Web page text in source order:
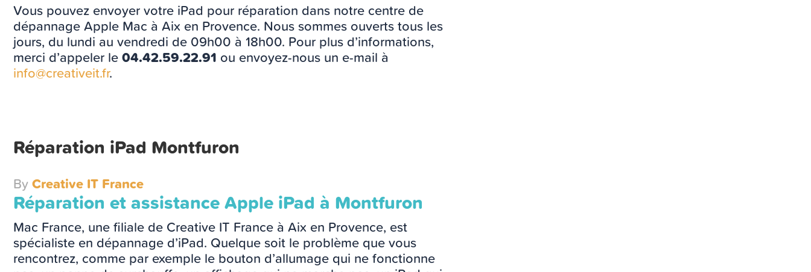
Vous pouvez envoyer votre iPad pour réparation dans notre centre de
dépannage Apple Mac à Aix en Provence. Nous sommes ouverts tous les
jours, du lundi au vendredi de 09h00 à 18h00. Pour plus d’informations,
merci d’appeler le04.42.59.22.91 ou envoyez-nous un e-mail à
info@creativeit.fr.
Réparation iPad Montfuron
ByCreative IT France
Réparation et assistance Apple iPad à Montfuron
Mac France, une filiale de Creative IT France à Aix en Provence, est
spécialiste en dépannage d’iPad. Quelque soit le problème que vous
rencontrez, comme par exemple le bouton d’allumage qui ne fonctionne